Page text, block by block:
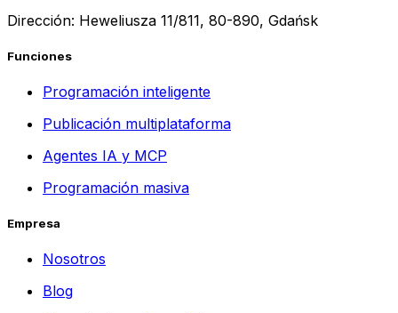
Dirección: Heweliusza 11/811, 80-890, Gdańsk
Funciones
Programación inteligente
Publicación multiplataforma
Agentes IA y MCP
Programación masiva
Empresa
Nosotros
Blog